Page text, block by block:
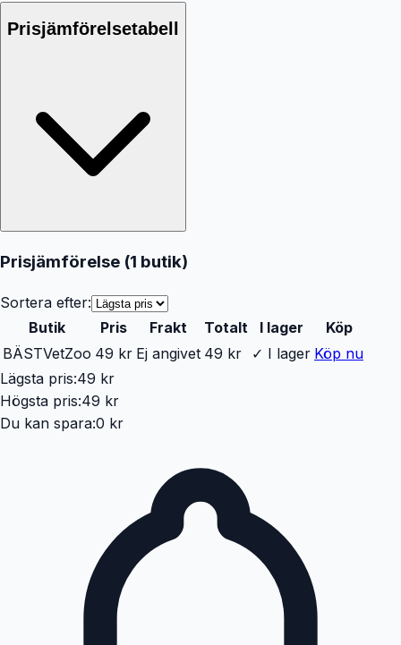
Prisjämförelsetabell
Prisjämförelse (1 butik)
Sortera efter:
Butik
Pris Frakt Totalt I lager
Köp
BÄSTVetZoo 49 kr Ej angivet 49 kr ✓ I lager Köp nu
Lägsta pris:49 kr
Högsta pris:49 kr
Du kan spara:0 kr